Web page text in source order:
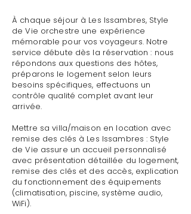
À chaque séjour à Les Issambres, Style
de Vie orchestre une expérience
mémorable pour vos voyageurs. Notre
service débute dès la réservation : nous
répondons aux questions des hôtes,
préparons le logement selon leurs
besoins spécifiques, effectuons un
contrôle qualité complet avant leur
arrivée.
Mettre sa villa/maison en location avec
remise des clés à Les Issambres : Style
de Vie assure un accueil personnalisé
avec présentation détaillée du logement,
remise des clés et des accès, explication
du fonctionnement des équipements
(climatisation, piscine, système audio,
WiFi).